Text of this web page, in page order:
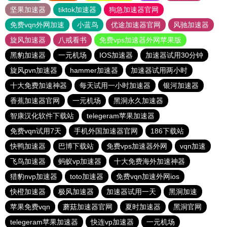
坚果加速器
tiktok加速器
狗急加速器官网
免费vqn外网加速
小蓝鸟 优途加速器官网
风驰加速器
旋风加速器
八戒看书
免费vps加速器外网苹果版
黑豹加速器
一元机场 IOS加速器
加速器试用30分钟
旋风pvn加速器
hammer加速器
加速器试用两小时
十大免费加速神器
每天试用一小时加速器
银河加速器
香蕉加速器官网
一元机场
黑洞永久加速器
智康汉化软件下载站
telegeram苹果加速器
免费vqn试用7天
手机外国加速器官网
186下载站
快鸭加速器
巴博下载站 免费vps加速器外网
vqn加速
飞鸟加速器
蚂蚁vp加速器
十大免费海外加速神器
猎豹nvp加速器
toto加速器
免费vqn加速外网ios
快橙加速器
极风加速器 加速器试用一天
黑洞加速
苹果免费vqn
蘑菇加速器官网 夏时加速器
黑洞官网
telegeram苹果加速器
快连vp加速器 一元机场